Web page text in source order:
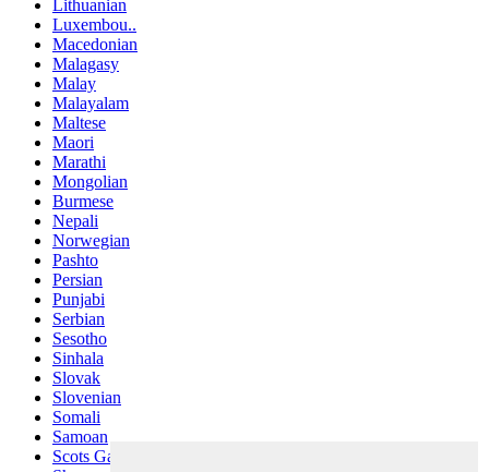
Lithuanian
Luxembou..
Macedonian
Malagasy
Malay
Malayalam
Maltese
Maori
Marathi
Mongolian
Burmese
Nepali
Norwegian
Pashto
Persian
Punjabi
Serbian
Sesotho
Sinhala
Slovak
Slovenian
Somali
Samoan
Scots Gaelic